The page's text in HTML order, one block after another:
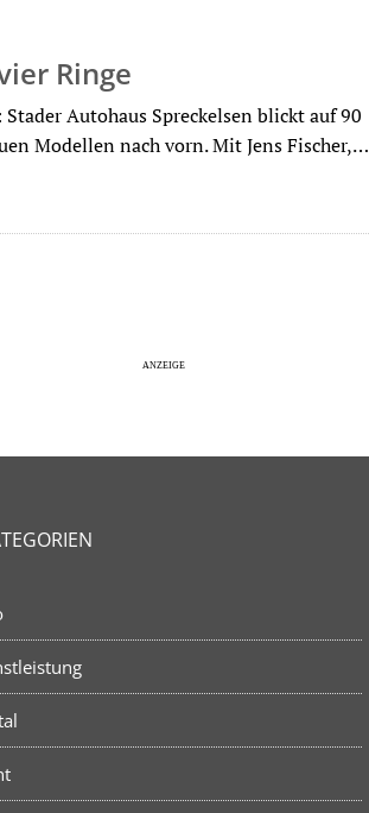
Ringe
Autohaus Spreckelsen blickt auf 90
Modellen nach vorn. Mit Jens Fischer,…